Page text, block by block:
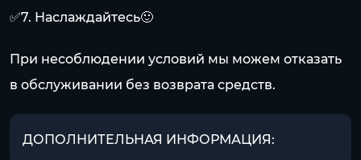
✅7. Наслаждайтесь🙂
При несоблюдении условий мы можем отказать
в обслуживании без возврата средств.
ДОПОЛНИТЕЛЬНАЯ ИНФОРМАЦИЯ: